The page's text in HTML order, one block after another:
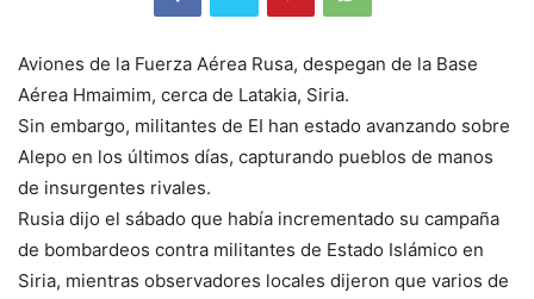
Aviones de la Fuerza Aérea Rusa, despegan de la Base
Aérea Hmaimim, cerca de Latakia, Siria.
Sin embargo, militantes de EI han estado avanzando sobre
Alepo en los últimos días, capturando pueblos de manos
de insurgentes rivales.
Rusia dijo el sábado que había incrementado su campaña
de bombardeos contra militantes de Estado Islámico en
Siria, mientras observadores locales dijeron que varios de